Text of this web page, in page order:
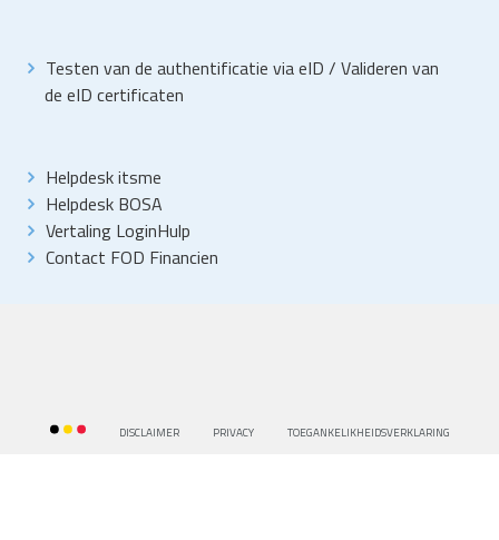
Testen van de authentificatie via eID / Valideren van
de eID certificaten
Helpdesk itsme
Helpdesk BOSA
Vertaling LoginHulp
Contact FOD Financien
DISCLAIMER PRIVACY TOEGANKELIKHEIDSVERKLARING